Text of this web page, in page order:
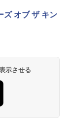
ズ オブ ザ キン
示させる